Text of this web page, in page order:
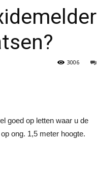
3006
goed op letten waar u de
ong. 1,5 meter hoogte.